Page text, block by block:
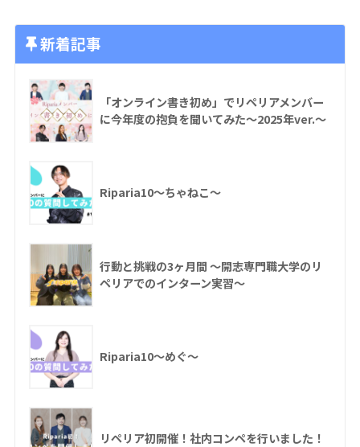
新着記事
「オンライン書き初め」でリペリアメンバー
に今年度の抱負を聞いてみた〜2025年ver.〜
Riparia10〜ちゃねこ〜
行動と挑戦の3ヶ月間 〜開志専門職大学のリ
ペリアでのインターン実習〜
Riparia10〜めぐ〜
リペリア初開催！社内コンペを行いました！